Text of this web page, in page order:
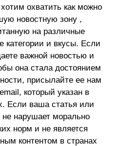
охватить как можно
новостную зону ,
на различные
категории и вкусы. Если
важной новостью и
она стала достоянием
присылайте ее нам
который указан в
Если ваша статья или
не нарушает морально
норм и не является
контентом в странах